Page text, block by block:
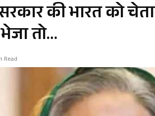
की भारत को
तो…
Read